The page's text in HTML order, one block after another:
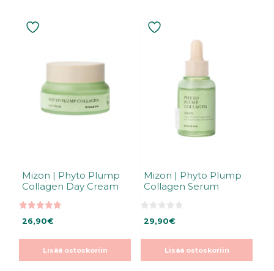
Mizon | Phyto Plump
Collagen Day Cream
5:stä
26,90€
Lisää ostoskoriin
Mizon | Phyto Plump
Collagen Serum
5
s
29,90€
Lisää ostoskoriin